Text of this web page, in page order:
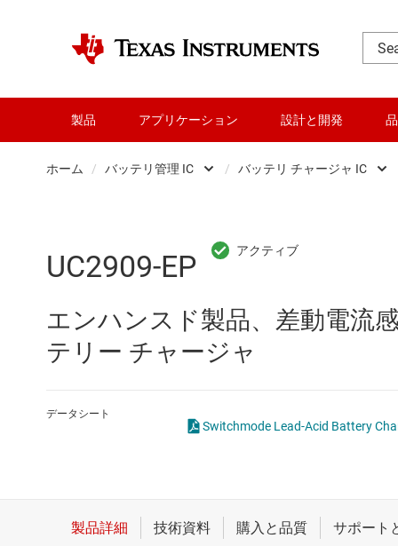
製品 アプリケーション 設計と開発
ホーム / バッテリ管理 IC
RF とマイクロ波
インターフェイス
オーディオ、ハプティクス、および
ダイ / ウェハー サービス
/ バッテリ チャージャ IC
バッテリ残
UC2909-EP
エンハンスド製品、差動電流
テリー チャージャ
データシート
Switchmode Lead-Acid Battery